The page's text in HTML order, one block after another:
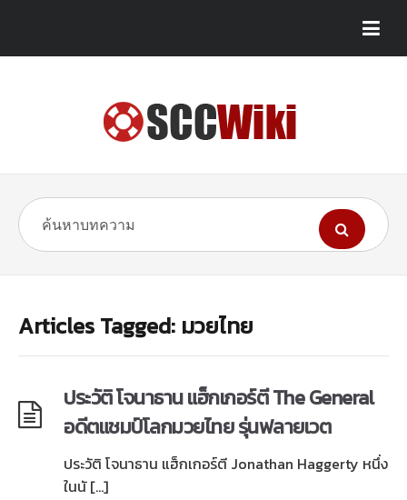
Articles Tagged: มวยไทย
ประวัติ โจนาธาน แฮ็กเกอร์ตี The General
อดีตแชมป์โลกมวยไทย รุ่นฟลายเวต
ประวัติ โจนาธาน แฮ็กเกอร์ตี Jonathan Haggerty หนึ่ง
ในนั […]